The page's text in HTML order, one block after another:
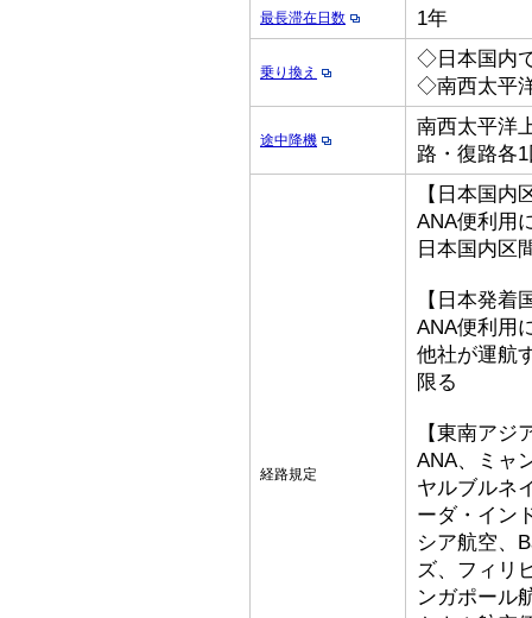
最長滞在日数 1年
乗り換え
◇日本国内
◇南西太平
途中降機
南西太平洋
路・復路各
経路規定
【日本国内
ANA便利用
日本国内区
【日本発着
ANA便利用
他社が運航
限る
【東南アジ
ANA、ミャ
ヤルブルネ
ーダ・イン
シア航空、
ズ、フィリ
ンガポール